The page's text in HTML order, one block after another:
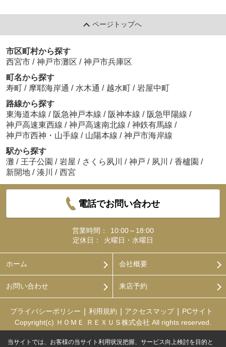
ページトップへ
市区町村から探す
西宮市 / 神戸市灘区 / 神戸市兵庫区
町名から探す
寿町 / 摩耶海岸通 / 水木通 / 越水町 / 岩屋中町
路線から探す
東海道本線 / 阪急神戸本線 / 阪神本線 / 阪急甲陽線 /
神戸高速東西線 / 神戸高速南北線 / 神鉄有馬線 /
神戸市西神・山手線 / 山陽本線 / 神戸市海岸線
駅から探す
灘 / 王子公園 / 岩屋 / さくら夙川 / 神戸 / 夙川 / 香櫨園 /
新開地 / 湊川 / 西宮
電話でお問い合わせ
営業時間：
10:00～18:00
定休日：
火曜日・水曜日
ホーム 会社概要
お問い合わせ 来店予約
プライバシーポリシー 利用規約 アクセスマップ
PCサイト
Copyright(c) ＨＯＭＥ ＲＥＸＵＳ株式会社 All rights reserved.
当サイトでは、お客様の当サイト利用状況把握、サービス向上検討を目的と